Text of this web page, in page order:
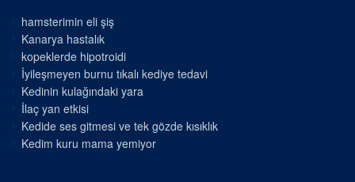
hamsterimin eli şiş
Kanarya hastalık
kopeklerde hipotroidi
İyileşmeyen burnu tıkalı kediye tedavi
Kedinin kulağındaki yara
İlaç yan etkisi
Kedide ses gitmesi ve tek gözde kısıklık
Kedim kuru mama yemiyor